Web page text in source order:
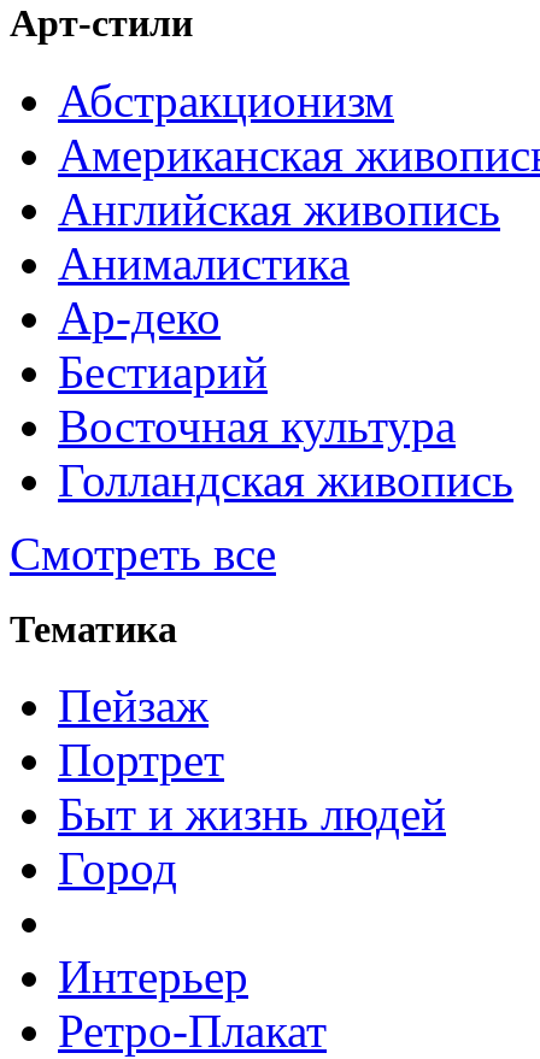
Арт-стили
Абстракционизм
Американская
Английская живопись
Анималистика
Ар-деко
Бестиарий
Восточная культура
Голландская живопись
Смотреть все
Тематика
Пейзаж
Портрет
Быт и жизнь людей
Город
Интерьер
Ретро-Плакат